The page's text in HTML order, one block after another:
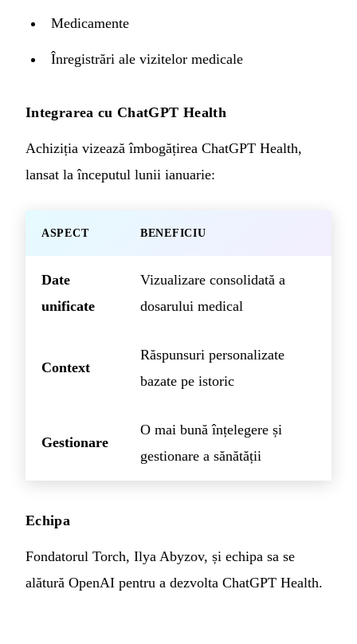
Medicamente
Înregistrări ale vizitelor medicale
Integrarea cu ChatGPT Health
Achiziția vizează îmbogățirea ChatGPT Health,
lansat la începutul lunii ianuarie:
ASPECT BENEFICIU
Date
unificate
Vizualizare consolidată a
dosarului medical
Context
Răspunsuri personalizate
bazate pe istoric
Gestionare
O mai bună înțelegere și
gestionare a sănătății
Echipa
Fondatorul Torch, Ilya Abyzov, și echipa sa se
alătură OpenAI pentru a dezvolta ChatGPT Health.